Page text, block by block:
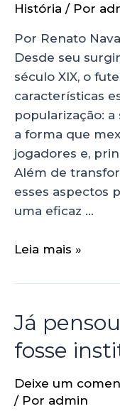
História / Por
Por Renato
Desde seu
século XIX, o
características
popularização:
a forma que
jogadores e,
Além de
esses aspectos
uma eficaz …
Leia mais »
Já
fosse
Deixe um
/ Por admin